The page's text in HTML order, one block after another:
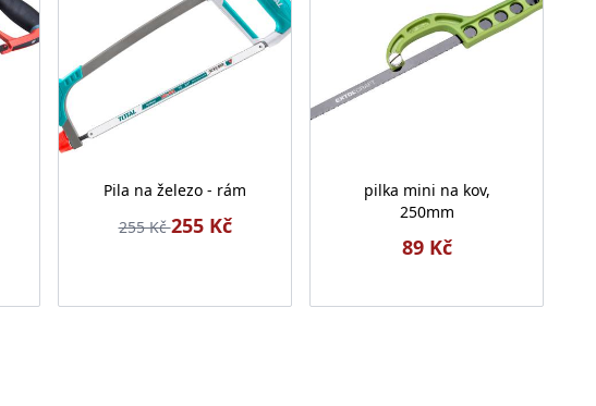
Pila na železo - rám
255 Kč255 Kč
pilka mini na kov,
250mm
89 Kč